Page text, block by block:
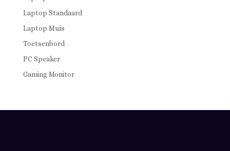
Laptop Standaard
Laptop Muis
Toetsenbord
PC Speaker
Gaming Monitor